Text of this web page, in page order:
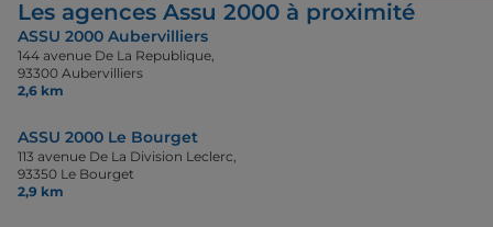
Les agences Assu 2000 à proximité
ASSU 2000 Aubervilliers
144 avenue De La Republique,
93300 Aubervilliers
2,6 km
ASSU 2000 Le Bourget
113 avenue De La Division Leclerc,
93350 Le Bourget
2,9 km